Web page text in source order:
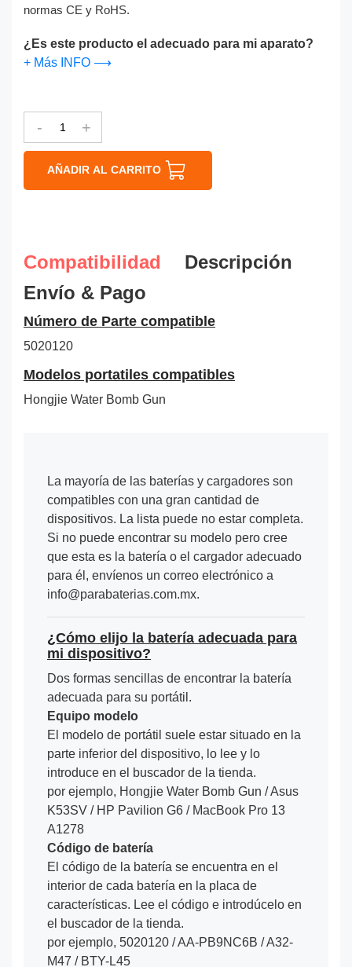
normas CE y RoHS.
¿Es este producto el adecuado para mi aparato?
+ Más INFO ⟶
- +
AÑADIR AL CARRITO
Compatibilidad
Descripción
Envío & Pago
Número de Parte compatible
5020120
Modelos portatiles compatibles
Hongjie Water Bomb Gun
La mayoría de las baterías y cargadores son
compatibles con una gran cantidad de
dispositivos. La lista puede no estar completa.
Si no puede encontrar su modelo pero cree
que esta es la batería o el cargador adecuado
para él, envíenos un correo electrónico a
info@parabaterias.com.mx.
¿Cómo elijo la batería adecuada para
mi dispositivo?
Dos formas sencillas de encontrar la batería
adecuada para su portátil.
Equipo modelo
El modelo de portátil suele estar situado en la
parte inferior del dispositivo, lo lee y lo
introduce en el buscador de la tienda.
por ejemplo, Hongjie Water Bomb Gun / Asus
K53SV / HP Pavilion G6 / MacBook Pro 13
A1278
Código de batería
El código de la batería se encuentra en el
interior de cada batería en la placa de
características. Lee el código e introdúcelo en
el buscador de la tienda.
por ejemplo, 5020120 / AA-PB9NC6B / A32-
M47 / BTY-L45